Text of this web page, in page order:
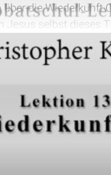
die Wiederkunft
Jesus selbst dieses
der
der Posaune. Es
sowie auf die